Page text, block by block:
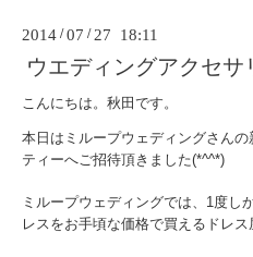
2014 /07 / 27 18:11
ウエディングアクセサ
こんにちは。秋田です。
本日はミループウェディングさん
ティーへご招待頂きました(*^^*)
ミループウェディングでは、1度し
レスをお手頃な価格で買えるドレ